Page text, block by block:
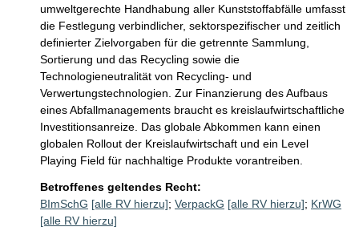
umweltgerechte Handhabung aller Kunststoffabfälle umfasst
die Festlegung verbindlicher, sektorspezifischer und zeitlich
definierter Zielvorgaben für die getrennte Sammlung,
Sortierung und das Recycling sowie die
Technologieneutralität von Recycling- und
Verwertungstechnologien. Zur Finanzierung des Aufbaus
eines Abfallmanagements braucht es kreislaufwirtschaftliche
Investitionsanreize. Das globale Abkommen kann einen
globalen Rollout der Kreislaufwirtschaft und ein Level
Playing Field für nachhaltige Produkte vorantreiben.
Betroffenes geltendes Recht:
BImSchG [alle RV hierzu]; VerpackG [alle RV hierzu]; KrWG
[alle RV hierzu]